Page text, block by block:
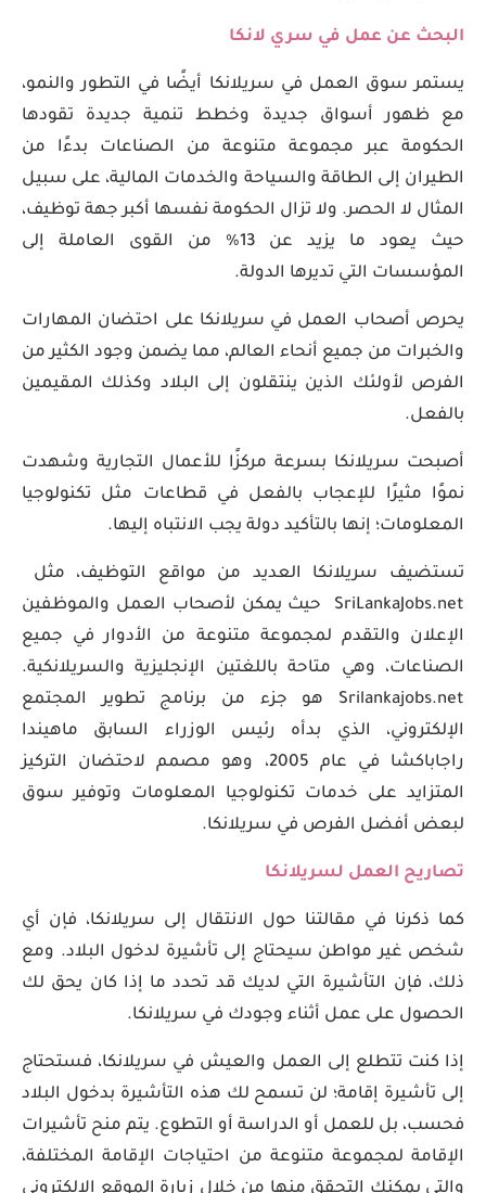
البحث عن عمل في سري لانكا
يستمر سوق العمل في سريلانكا أيضًا في التطور والنمو،
مع ظهور أسواق جديدة وخطط تنمية جديدة تقودها
الحكومة عبر مجموعة متنوعة من الصناعات بدءًا من
الطيران إلى الطاقة والسياحة والخدمات المالية، على سبيل
المثال لا الحصر. ولا تزال الحكومة نفسها أكبر جهة توظيف،
حيث يعود ما يزيد عن 13% من القوى العاملة إلى
المؤسسات التي تديرها الدولة.
يحرص أصحاب العمل في سريلانكا على احتضان المهارات
والخبرات من جميع أنحاء العالم، مما يضمن وجود الكثير من
الفرص لأولئك الذين ينتقلون إلى البلاد وكذلك المقيمين
بالفعل.
أصبحت سريلانكا بسرعة مركزًا للأعمال التجارية وشهدت
نموًا مثيرًا للإعجاب بالفعل في قطاعات مثل تكنولوجيا
المعلومات؛ إنها بالتأكيد دولة يجب الانتباه إليها.
تستضيف سريلانكا العديد من مواقع التوظيف، مثل
SriLankaJobs.net حيث يمكن لأصحاب العمل والموظفين
الإعلان والتقدم لمجموعة متنوعة من الأدوار في جميع
الصناعات، وهي متاحة باللغتين الإنجليزية والسريلانكية.
Srilankajobs.net هو جزء من برنامج تطوير المجتمع
الإلكتروني، الذي بدأه رئيس الوزراء السابق ماهيندا
راجاباكشا في عام 2005، وهو مصمم لاحتضان التركيز
المتزايد على خدمات تكنولوجيا المعلومات وتوفير سوق
لبعض أفضل الفرص في سريلانكا.
تصاريح العمل لسريلانكا
كما ذكرنا في مقالتنا حول الانتقال إلى سريلانكا، فإن أي
شخص غير مواطن سيحتاج إلى تأشيرة لدخول البلاد. ومع
ذلك، فإن التأشيرة التي لديك قد تحدد ما إذا كان يحق لك
الحصول على عمل أثناء وجودك في سريلانكا.
إذا كنت تتطلع إلى العمل والعيش في سريلانكا، فستحتاج
إلى تأشيرة إقامة؛ لن تسمح لك هذه التأشيرة بدخول البلاد
فحسب، بل للعمل أو الدراسة أو التطوع. يتم منح تأشيرات
الإقامة لمجموعة متنوعة من احتياجات الإقامة المختلفة،
والتي يمكنك التحقق منها من خلال زيارة الموقع الإلكتروني